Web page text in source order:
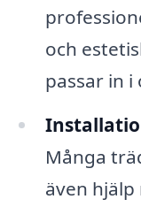
och
passar in
Många
även